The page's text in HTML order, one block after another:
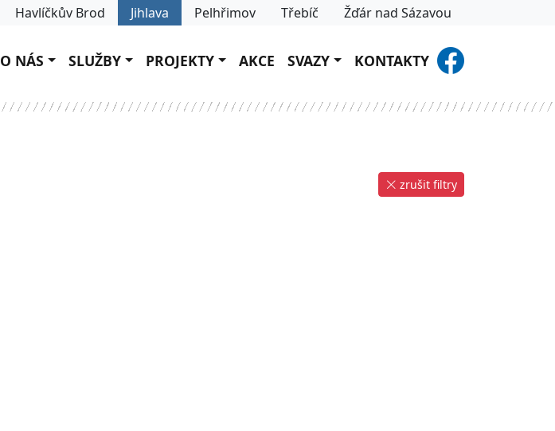
Havlíčkův Brod Jihlava Pelhřimov Třebíč Žďár nad Sázavou
O NÁS SLUŽBY PROJEKTY AKCE SVAZY KONTAKTY
zrušit filtry